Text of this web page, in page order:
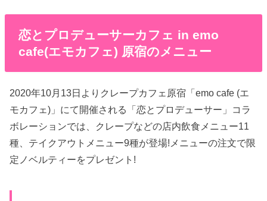
恋とプロデューサーカフェ in emo
cafe(エモカフェ) 原宿のメニュー
2020年10月13日よりクレープカフェ原宿「emo cafe (エ
モカフェ)」にて開催される「恋とプロデューサー」コラ
ボレーションでは、クレープなどの店内飲食メニュー11
種、テイクアウトメニュー9種が登場!メニューの注文で限
定ノベルティーをプレゼント!